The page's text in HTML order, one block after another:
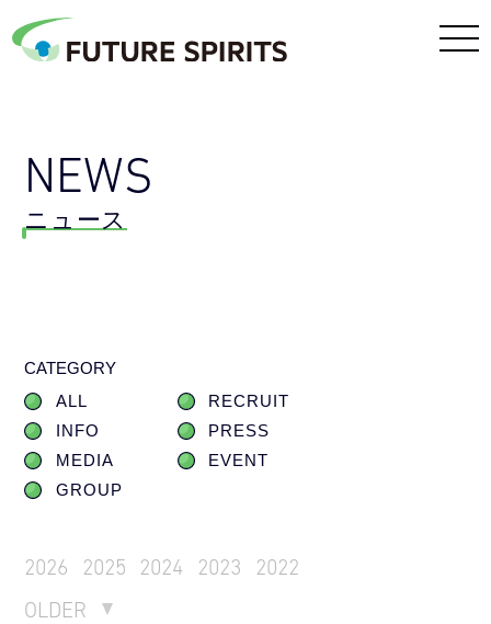
NEWS
ニュース
CATEGORY
ALL
RECRUIT
INFO
PRESS
MEDIA
EVENT
GROUP
2026 2025 2024 2023
2022
OLDER